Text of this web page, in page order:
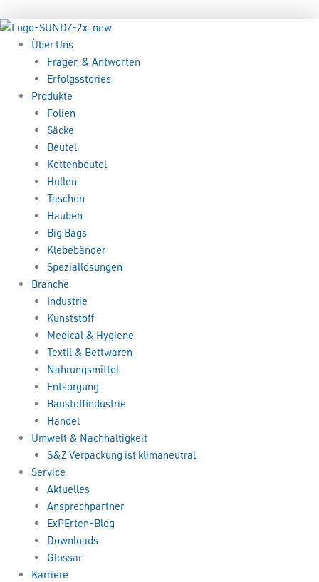
Inhalt
springenÜber Uns
Fragen & Antworten
Erfolgsstories
Produkte
Folien
Säcke
Beutel
Kettenbeutel
Hüllen
Taschen
Hauben
Big Bags
Klebebänder
Speziallösungen
Branche
Industrie
Kunststoff
Medical & Hygiene
Textil & Bettwaren
Nahrungsmittel
Entsorgung
Baustoffindustrie
Handel
Umwelt & Nachhaltigkeit
S&Z Verpackung ist klimaneutral
Service
Aktuelles
Ansprechpartner
ExPErten-Blog
Downloads
Glossar
Karriere